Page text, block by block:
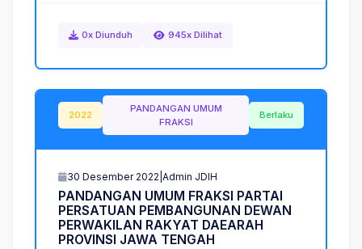
0x Diunduh 945x Dilihat
2022
PANDANGAN UMUM
FRAKSI
Berlaku
30 Desember 2022 Admin JDIH
PANDANGAN UMUM FRAKSI PARTAI
PERSATUAN PEMBANGUNAN DEWAN
PERWAKILAN RAKYAT DAEARAH
PROVINSI JAWA TENGAH